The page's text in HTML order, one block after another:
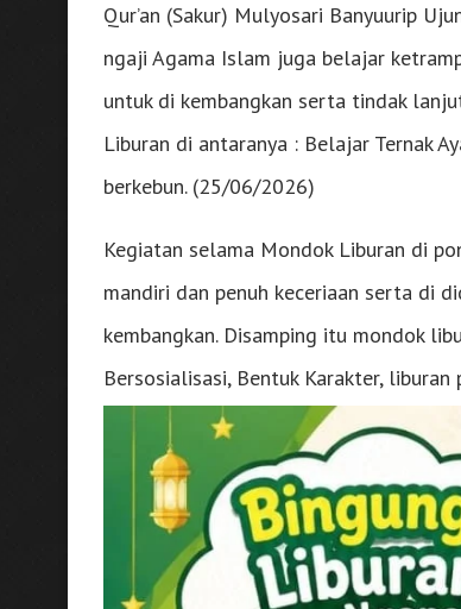
Qur’an (Sakur) Mulyosari Banyuurip
ngaji Agama Islam juga belajar
untuk di kembangkan serta tindak
Liburan di antaranya : Belajar Ternak
berkebun. (25/06/2026)
Kegiatan selama Mondok Liburan di
mandiri dan penuh keceriaan serta di
kembangkan. Disamping itu mondok
Bersosialisasi, Bentuk Karakter,